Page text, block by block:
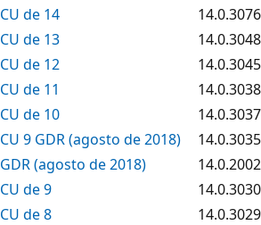
CU de 14
CU de 13
CU de 12
CU de 11
CU de 10
CU 9 GDR (agosto de 2018)
GDR (agosto de 2018)
CU de 9
CU de 8